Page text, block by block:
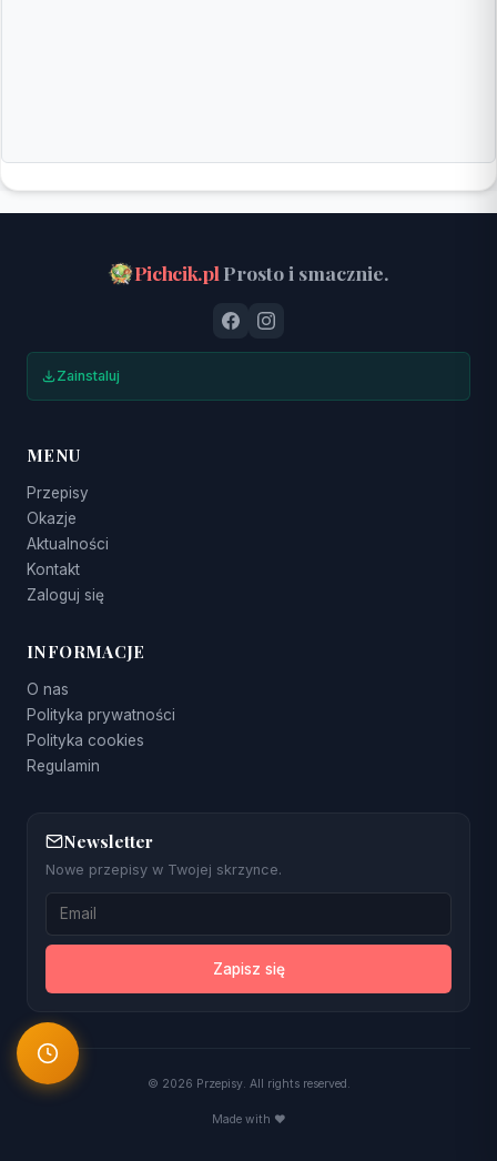
Pichcik.pl Prosto i smacznie.
Zainstaluj
MENU
Przepisy
Okazje
Aktualności
Kontakt
Zaloguj się
INFORMACJE
O nas
Polityka prywatności
Polityka cookies
Regulamin
Newsletter
Nowe przepisy w Twojej skrzynce.
Zapisz się
© 2026 Przepisy. All rights reserved.
Made with ❤️